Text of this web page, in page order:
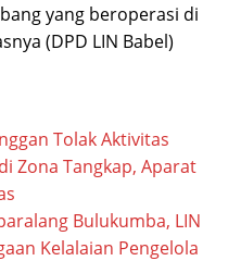
yang beroperasi di
(DPD LIN Babel)
Tolak Aktivitas
Zona Tangkap, Aparat
Bulukumba, LIN
Kelalaian Pengelola